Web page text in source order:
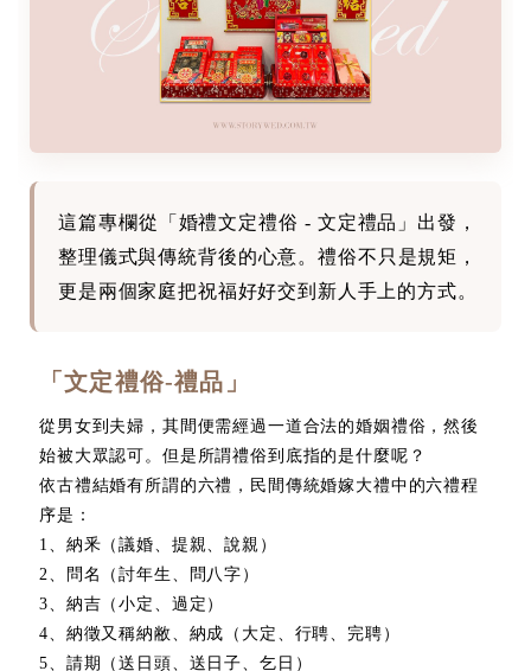
這篇專欄從「婚禮文定禮俗 - 文定禮品」出發，
整理儀式與傳統背後的心意。禮俗不只是規矩，
更是兩個家庭把祝福好好交到新人手上的方式。
「文定禮俗-禮品」
從男女到夫婦，其間便需經過一道合法的婚姻禮俗，然後
始被大眾認可。但是所謂禮俗到底指的是什麼呢？
依古禮結婚有所謂的六禮，民間傳統婚嫁大禮中的六禮程
序是：
1、納釆（議婚、提親、說親）
2、問名（討年生、問八字）
3、納吉（小定、過定）
4、納徵又稱納敝、納成（大定、行聘、完聘）
5、請期（送日頭、送日子、乞日）